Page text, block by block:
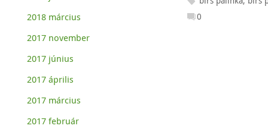
0
2018 március
2017 november
2017 június
2017 április
2017 március
2017 február